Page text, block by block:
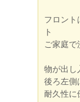
フロント
ト
ご家庭で
物が出し
後ろ左側
耐久性に